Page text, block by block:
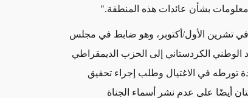
معلومات بشأن عائدات هذه المنطقة."
في تشرين الأول/أكتوبر، وهو ضابط في مجلس
الوطني الكردستاني إلى الحزب الديمقراطي
تورطه في الاغتيال وطلب إجراء تحقيق
أيضًا على عدم نشر أسماء الجناة